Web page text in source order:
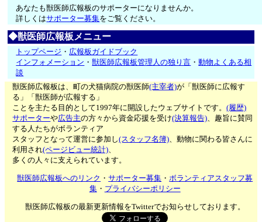
あなたも獣医師広報板のサポーターになりませんか。
詳しくはサポーター募集をご覧ください。
◆獣医師広報板メニュー
トップページ ・ 広報板ガイドブック
インフォメーション ・獣医師広報板管理人の独り言 ・動物よくある相
談
獣医師広報板は、町の犬猫病院の獣医師(主宰者)が「獣医師に広報す
る」「獣医師が広報する」
ことを主たる目的として1997年に開設したウェブサイトです。(履歴)
サポーターや広告主の方々から資金応援を受け(決算報告)、趣旨に賛同
する人たちがボランティア
スタッフとなって運営に参加し(スタッフ名簿)、動物に関わる皆さんに
利用され(ページビュー統計)、
多くの人々に支えられています。
獣医師広報板へのリンク ・サポーター募集 ・ボランティアスタッフ募
集・ プライバシーポリシー
獣医師広報板の最新更新情報をTwitterでお知らせしております。